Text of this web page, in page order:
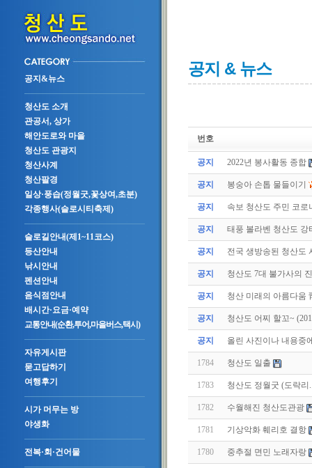
공지&뉴스
청산도 소개
관공서, 상가
해안도로와 마을
청산도 관광지
청산사계
청산팔경
일상·풍습(정월굿,꽃상여,초분)
각종행사(슬로시티축제)
슬로길안내(제1~11코스)
등산안내
낚시안내
펜션안내
음식점안내
배시간·요금·예약
교통안내(순환,투어,마을버스,택시)
자유게시판
묻고답하기
여행후기
시가 머무는 방
야생화
전복·회·건어물
공지 & 뉴스
번호
공지 2022년 봉사활동 종합
공지 봉숭아 손톱 물들이기
공지 속보 청산도 주민 코로
공지 태풍 볼라벤 청산도 강
공지 전국 생방송된 청산도
공지 청산도 7대 불가사의
공지 청산 미래의 아름다움
공지 청산도 어찌 할꼬~
공지 올린 사진이나 내용중
1784 청산도 일출
1783 청산도 정월굿 (도락리
1782 수월해진 청산도관광
1781 기상악화 훼리호 결항
1780 중추절 면민 노래자랑